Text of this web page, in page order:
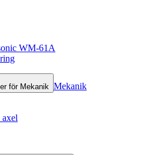
WM-61A
för Mekanik Mekanik